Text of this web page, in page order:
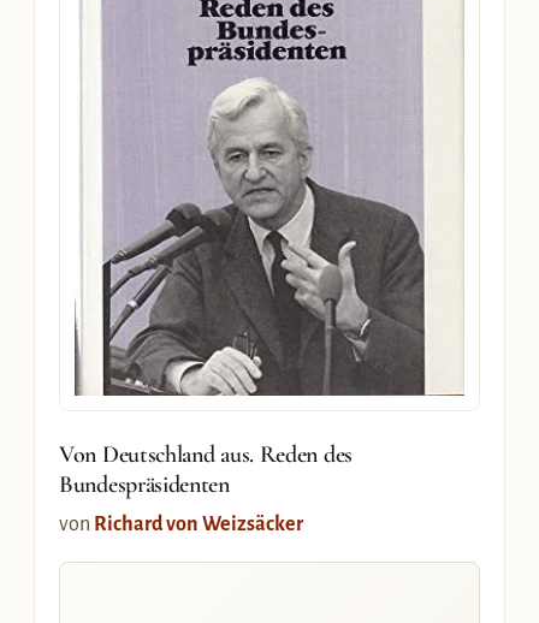
Von Deutschland aus. Reden des
Bundespräsidenten
von Richard von Weizsäcker